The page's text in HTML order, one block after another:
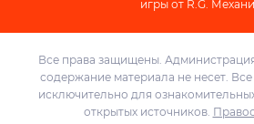
игры от R.G.
Все права защищены. Администрация
содержание материала не несет.
исключительно для
открытых источников.